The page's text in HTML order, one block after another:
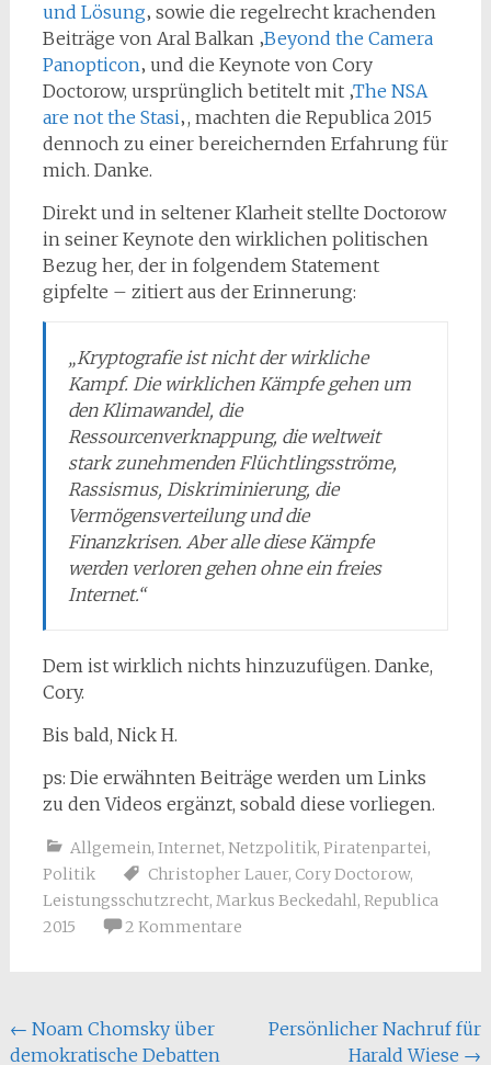
und Lösung‚ sowie die regelrecht krachenden
Beiträge von Aral Balkan ‚Beyond the Camera
Panopticon‚ und die Keynote von Cory
Doctorow, ursprünglich betitelt mit ‚The NSA
are not the Stasi‚, machten die Republica 2015
dennoch zu einer bereichernden Erfahrung für
mich. Danke.
Direkt und in seltener Klarheit stellte Doctorow
in seiner Keynote den wirklichen politischen
Bezug her, der in folgendem Statement
gipfelte – zitiert aus der Erinnerung:
„Kryptografie ist nicht der wirkliche
Kampf. Die wirklichen Kämpfe gehen um
den Klimawandel, die
Ressourcenverknappung, die weltweit
stark zunehmenden Flüchtlingsströme,
Rassismus, Diskriminierung, die
Vermögensverteilung und die
Finanzkrisen. Aber alle diese Kämpfe
werden verloren gehen ohne ein freies
Internet.“
Dem ist wirklich nichts hinzuzufügen. Danke,
Cory.
Bis bald, Nick H.
ps: Die erwähnten Beiträge werden um Links
zu den Videos ergänzt, sobald diese vorliegen.
Allgemein, Internet, Netzpolitik, Piratenpartei,
Politik
Christopher Lauer, Cory Doctorow,
Leistungsschutzrecht, Markus Beckedahl, Republica
2015
2 Kommentare
Beitragsnavigation
← Noam Chomsky über
demokratische Debatten
Persönlicher Nachruf für
Harald Wiese →